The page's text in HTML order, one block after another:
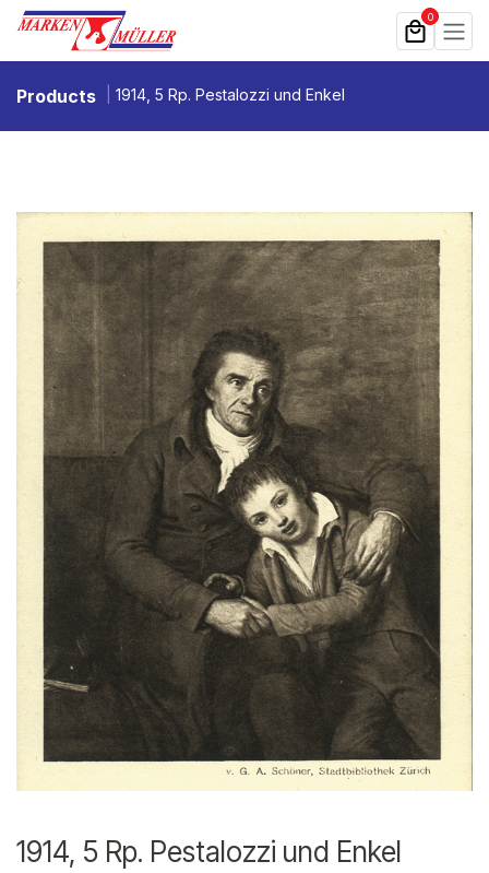
Zum Inhalt springen 0
Products 1914, 5 Rp. Pestalozzi und Enkel
1914, 5 Rp. Pestalozzi und Enkel